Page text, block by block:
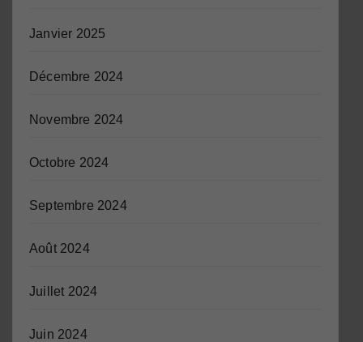
Janvier 2025
Décembre 2024
Novembre 2024
Octobre 2024
Septembre 2024
Août 2024
Juillet 2024
Juin 2024